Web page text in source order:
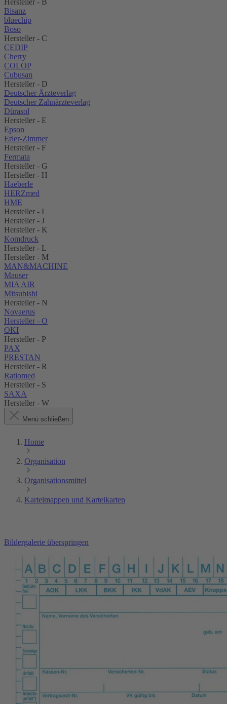
Hersteller - B
Bisanz
bluechip
Boso
Hersteller - C
CEDIP
Cherry
COLOP
Cubusan
Hersteller - D
Deutscher Ärzteverlag
Deutscher Zahnärzteverlag
Dürasol
Hersteller - E
Epson
Erler-Zimmer
Hersteller - F
Fermata
Hersteller - G
Hersteller - H
Haeberle
HERZmed
HME
Hersteller - I
Hersteller - J
Hersteller - K
Komdruck
Hersteller - L
Hersteller - M
MAN&MACHINE
Mauser
MIA AIR
Mitsubishi
Hersteller - N
Novaerus
Hersteller - O
OKI
Hersteller - P
PAX
PRESTAN
Hersteller - R
Ratiomed
Hersteller - S
SAXA
Hersteller - W
Menü schließen
Home
Organisation
Organisationsmittel
Karteimappen und Karteikarten
Bildergalerie überspringen